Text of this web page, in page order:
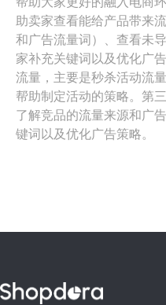
助卖家查看能给产品带来
和广告流量词）、查看未
家补充关键词以及优化广
流量，主要是秒杀活动流
帮助制定活动的策略。第
了解竞品的流量来源和广
键词以及优化广告策略。